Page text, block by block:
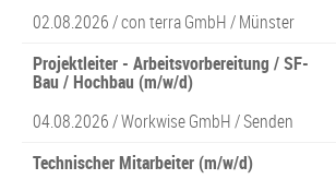
02.08.2026 /con terra GmbH/ Münster
Projektleiter - Arbeitsvorbereitung / SF-
Bau / Hochbau (m/w/d)
04.08.2026 /Workwise GmbH/ Senden
Technischer Mitarbeiter (m/w/d)